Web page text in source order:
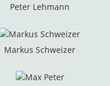
Peter Lehmann
Markus Schweizer